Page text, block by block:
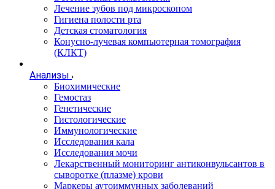
Лечение зубов под микроскопом
Гигиена полости рта
Детская стоматология
Конусно-лучевая компьютерная томография
(КЛКТ)
Анализы
Биохимические
Гемостаз
Генетические
Гистологические
Иммунологические
Исследования кала
Исследования мочи
Лекарственный мониторинг антиконвульсантов в
сыворотке (плазме) крови
Маркеры аутоиммунных заболеваний